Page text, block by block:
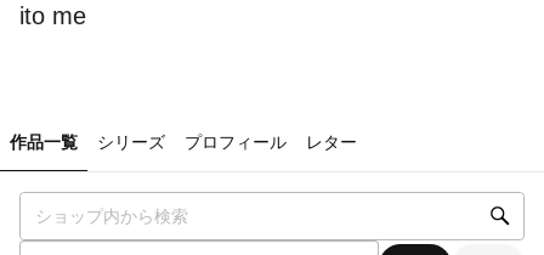
ito me
作品一覧 シリーズ プロフィール レター